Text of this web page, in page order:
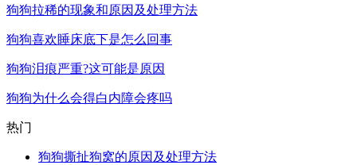
狗狗拉稀的现象和原因及处理方法
狗狗喜欢睡床底下是怎么回事
狗狗泪痕严重?这可能是原因
狗狗为什么会得白内障会疼吗
热门
狗狗撕扯狗窝的原因及处理方法